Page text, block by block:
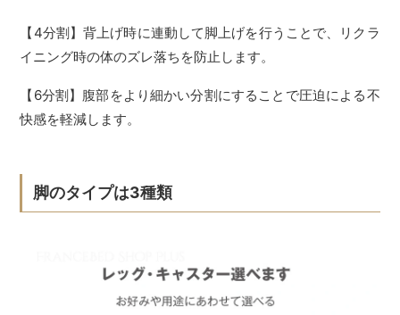
【4分割】背上げ時に連動して脚上げを行うことで、リクラ
イニング時の体のズレ落ちを防止します。
【6分割】腹部をより細かい分割にすることで圧迫による不
快感を軽減します。
脚のタイプは3種類